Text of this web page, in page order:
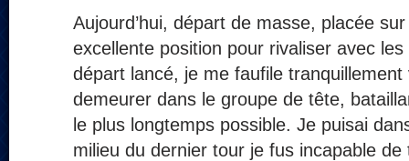
Aujourd’hui, départ de masse, placée
excellente position pour rivaliser avec
départ lancé, je me faufile tranquillement
demeurer dans le groupe de tête,
le plus longtemps possible. Je puisai
milieu du dernier tour je fus incapable